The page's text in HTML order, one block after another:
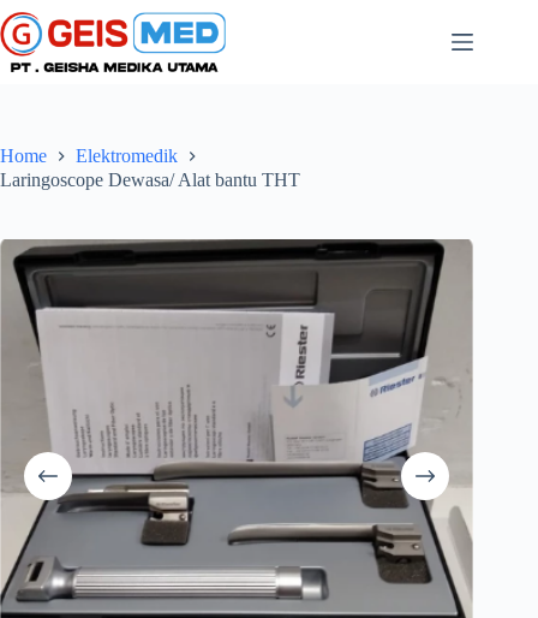
Home
Elektromedik
Laringoscope Dewasa/ Alat bantu THT